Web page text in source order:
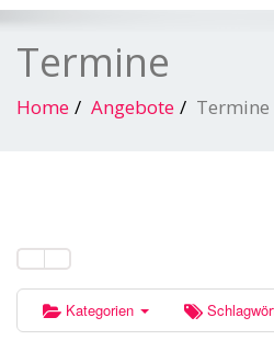
Termine
Home Angebote Termine
Kategorien